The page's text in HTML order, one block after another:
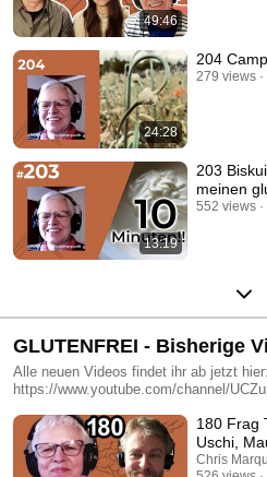
49:46
24:28
204
279 views
13:19
203
meinen
552 views
GLUTENFREI - Bisherige
Alle neuen Videos findet ihr ab jetzt hier:
https://www.youtube.com/channel/
180 Frag
Uschi,
Chris